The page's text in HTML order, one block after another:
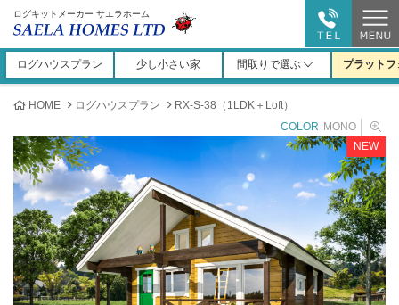
ログキットメーカー サエラホーム
ログハウスプラン 少し小さい家 間取りで選ぶ プラット
HOME ログハウスプラン
RX-S-38（1LDK＋Loft）
COLOR MONO
NEW